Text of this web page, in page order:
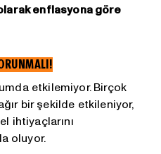
enflasyona göre
etkilemiyor. Birçok
bir şekilde etkileniyor,
ihtiyaçlarını
oluyor.